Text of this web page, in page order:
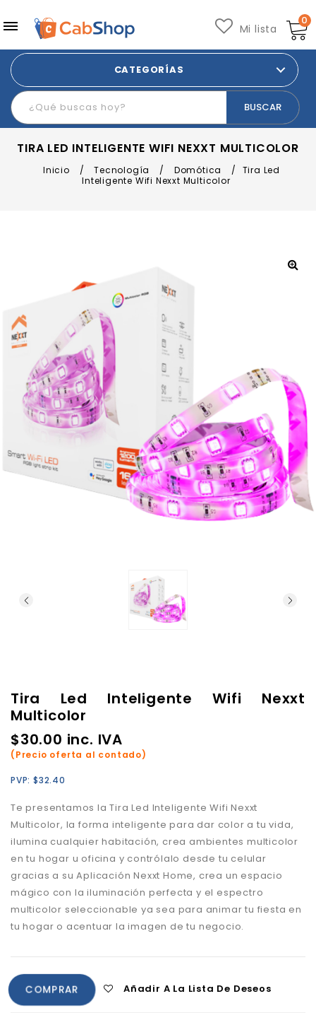
0
Mi lista
CATEGORÍAS
TIRA LED INTELIGENTE WIFI NEXXT MULTICOLOR
Inicio / Tecnología / Domótica /
Tira Led
Inteligente Wifi Nexxt Multicolor
Tira Led Inteligente Wifi Nexxt
Multicolor
$30.00 inc. IVA
(Precio oferta al contado)
PVP: $32.40
Te presentamos la Tira Led Inteligente Wifi Nexxt
Multicolor, la forma inteligente para dar color a tu vida,
ilumina cualquier habitación, crea ambientes multicolor
en tu hogar u oficina y contrólalo desde tu celular
gracias a su Aplicación Nexxt Home, crea un espacio
mágico con la iluminación perfecta y el espectro
multicolor seleccionable ya sea para animar tu fiesta en
tu hogar o acentuar la imagen de tu negocio.
COMPRAR Añadir A La Lista De Deseos